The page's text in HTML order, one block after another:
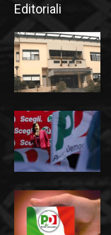
Editoriali